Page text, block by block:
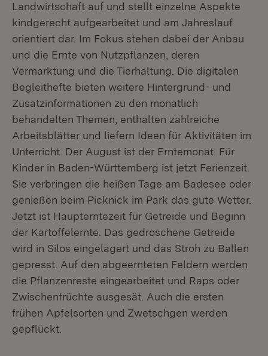
Landwirtschaft auf und stellt einzelne Aspekte
kindgerecht aufgearbeitet und am Jahreslauf
orientiert dar. Im Fokus stehen dabei der Anbau
und die Ernte von Nutzpflanzen, deren
Vermarktung und die Tierhaltung. Die digitalen
Begleithefte bieten weitere Hintergrund- und
Zusatzinformationen zu den monatlich
behandelten Themen, enthalten zahlreiche
Arbeitsblätter und liefern Ideen für Aktivitäten im
Unterricht. Der August ist der Erntemonat. Für
Kinder in Baden-Württemberg ist jetzt Ferienzeit.
Sie verbringen die heißen Tage am Badesee oder
genießen beim Picknick im Park das gute Wetter.
Jetzt ist Haupterntezeit für Getreide und Beginn
der Kartoffelernte. Das gedroschene Getreide
wird in Silos eingelagert und das Stroh zu Ballen
gepresst. Auf den abgeernteten Feldern werden
die Pflanzenreste eingearbeitet und Raps oder
Zwischenfrüchte ausgesät. Auch die ersten
frühen Apfelsorten und Zwetschgen werden
gepflückt.